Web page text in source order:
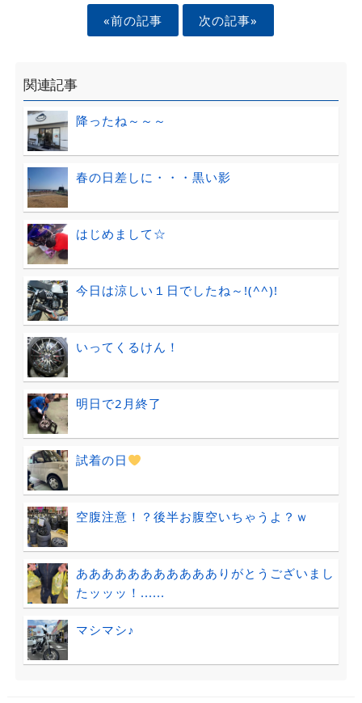
«前の記事 次の記事»
関連記事
降ったね～～～
春の日差しに・・・黒い影
はじめまして☆
今日は涼しい１日でしたね～!(^^)!
いってくるけん！
明日で2月終了
試着の日
空腹注意！？後半お腹空いちゃうよ？ｗ
ああああああああああありがとうございまし
たッッッ！......
マシマシ♪